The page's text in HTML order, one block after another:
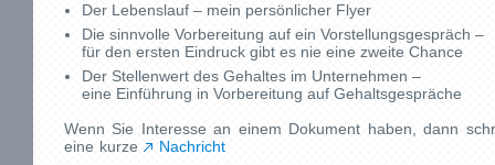
Der Lebenslauf – mein persönlicher Flyer
Die sinnvolle Vorbereitung auf ein Vorstellungsgespräch –
für den ersten Eindruck gibt es nie eine zweite Chance
Der Stellenwert des Gehaltes im Unternehmen –
eine Einführung in Vorbereitung auf Gehaltsgespräche
Wenn Sie Interesse an einem Dokument haben, dann
eine kurze
Nachricht